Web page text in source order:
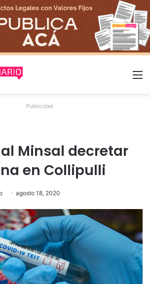
Publicidad
Minsal decretar
en Collipulli
agosto 18, 2020